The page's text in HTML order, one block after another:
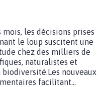
mois, les décisions prises
le loup suscitent une
chez des milliers de
naturalistes et
nouveaux
facilitant...